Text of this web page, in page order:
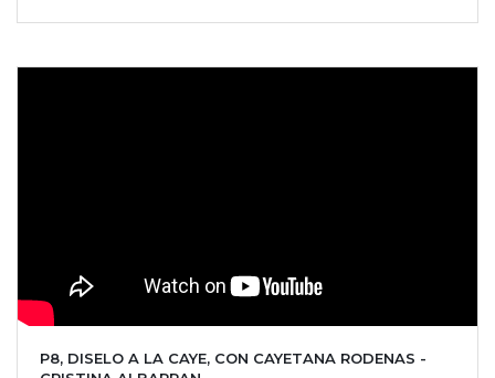
P8, DISELO A LA CAYE, CON CAYETANA RODENAS -